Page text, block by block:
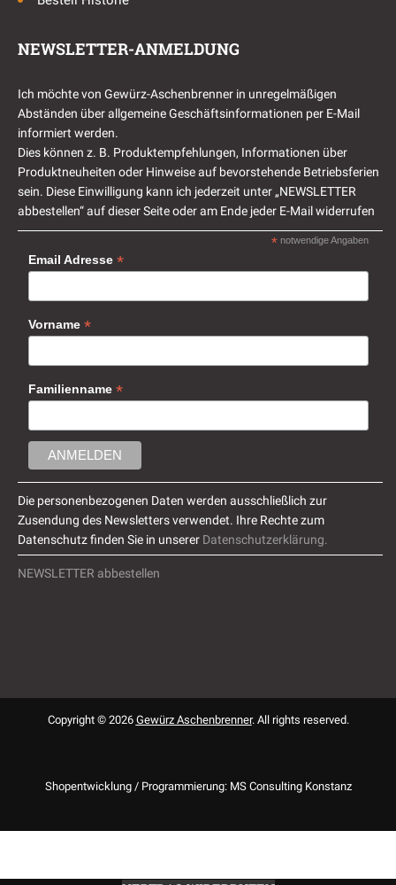
NEWSLETTER-ANMELDUNG
Ich möchte von Gewürz-Aschenbrenner in unregelmäßigen
Abständen über allgemeine Geschäftsinformationen per E-Mail
informiert werden.
Dies können z. B. Produktempfehlungen, Informationen über
Produktneuheiten oder Hinweise auf bevorstehende Betriebsferien
sein. Diese Einwilligung kann ich jederzeit unter „NEWSLETTER
abbestellen“ auf dieser Seite oder am Ende jeder E-Mail widerrufen
*notwendige Angaben
Email Adresse *
Vorname *
Familienname *
Die personenbezogenen Daten werden ausschließlich zur
Zusendung des Newsletters verwendet. Ihre Rechte zum
Datenschutz finden Sie in unserer Datenschutzerklärung.
NEWSLETTER abbestellen
Copyright © 2026 Gewürz Aschenbrenner. All rights reserved.
Shopentwicklung / Programmierung: MS Consulting Konstanz